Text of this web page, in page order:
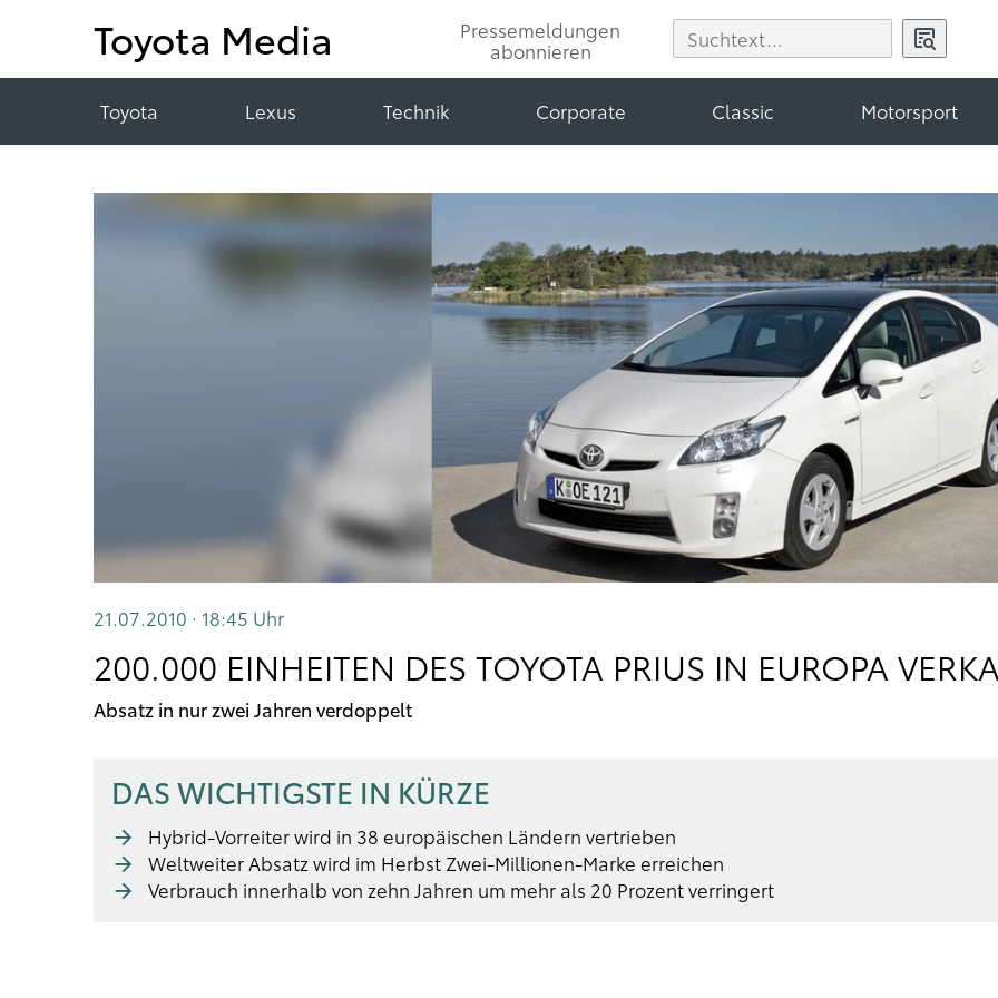
Toyota Media
Pressemeldungen
abonnieren
Toyota Lexus Technik Corporate Classic Motorsport
21.07.2010 · 18:45 Uhr
200.000 EINHEITEN DES TOYOTA PRIUS IN EUROPA
Absatz in nur zwei Jahren verdoppelt
DAS WICHTIGSTE IN KÜRZE
Hybrid-Vorreiter wird in 38 europäischen Ländern vertrieben
Weltweiter Absatz wird im Herbst Zwei-Millionen-Marke erreichen
Verbrauch innerhalb von zehn Jahren um mehr als 20 Prozent verringert